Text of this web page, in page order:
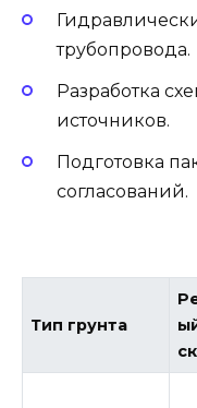
трубопровода.
Разработка
источников.
Подготовка
согласований.
Тип грунта